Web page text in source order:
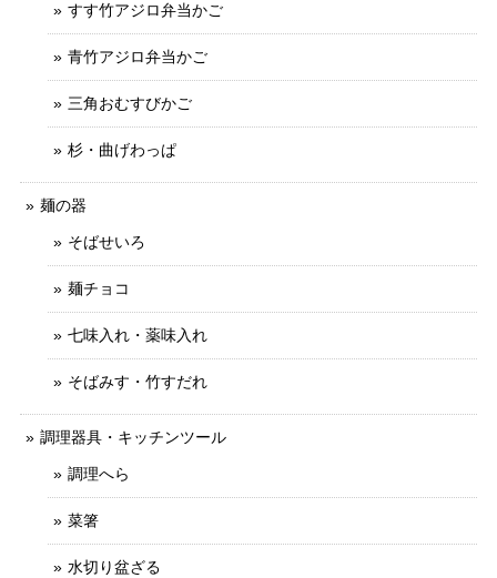
すす竹アジロ弁当かご
青竹アジロ弁当かご
三角おむすびかご
杉・曲げわっぱ
麺の器
そばせいろ
麺チョコ
七味入れ・薬味入れ
そばみす・竹すだれ
調理器具・キッチンツール
調理へら
菜箸
水切り盆ざる